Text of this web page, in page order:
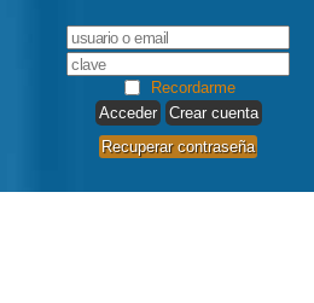
Recordarme
Crear cuenta
Recuperar contraseña